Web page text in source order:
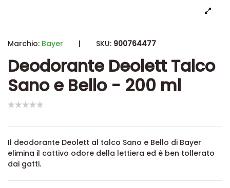
Marchio: Bayer | SKU: 900764477
Deodorante Deolett Talco
Sano e Bello - 200 ml
Il deodorante Deolett al talco Sano e Bello di Bayer
elimina il cattivo odore della lettiera ed è ben tollerato
dai gatti.